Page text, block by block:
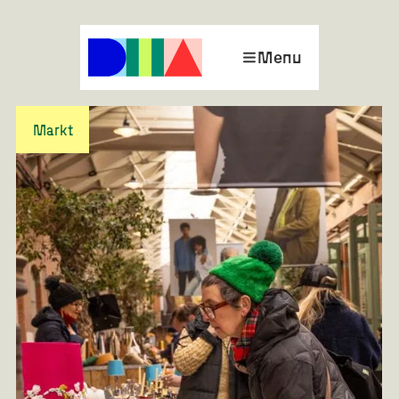
Menu
Markt